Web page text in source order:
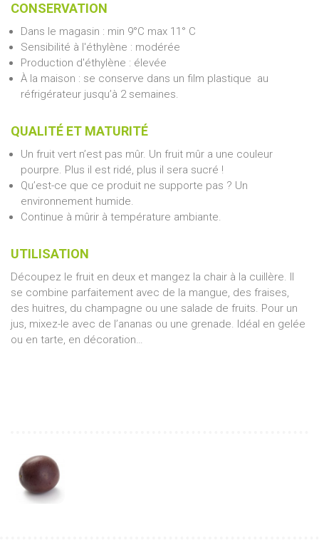
CONSERVATION
Dans le magasin : min 9°C max 11° C
Sensibilité à l'éthylène : modérée
Production d'éthylène : élevée
À la maison : se conserve dans un film plastique au
réfrigérateur jusqu’à 2 semaines.
QUALITÉ ET MATURITÉ
Un fruit vert n’est pas mûr. Un fruit mûr a une couleur
pourpre. Plus il est ridé, plus il sera sucré !
Qu’est-ce que ce produit ne supporte pas ? Un
environnement humide.
Continue à mûrir à température ambiante.
UTILISATION
Découpez le fruit en deux et mangez la chair à la cuillère. Il
se combine parfaitement avec de la mangue, des fraises,
des huitres, du champagne ou une salade de fruits. Pour un
jus, mixez-le avec de l’ananas ou une grenade. Idéal en gelée
ou en tarte, en décoration…